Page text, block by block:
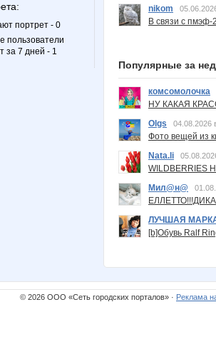
портрет - 0
пользователи
за 7 дней - 1
nikom
В связи с пмэф-
Популярные за
комсомолочка
НУ КАКАЯ
Olgs
04.08.2026
Фото вещей из
Nata.li
Мил@н@
ЛУЧШАЯ
[b]Обувь Ralf
© 2026 ООО «Сеть городских порталов» · Реклама